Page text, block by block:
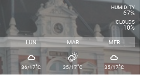
HUMIDITY
67%
CLOUDS
10%
LUN MAR MER
36/17°C 35/17°C 35/17°C